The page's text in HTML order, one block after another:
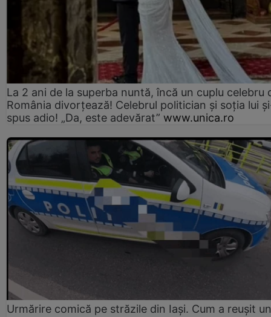
La 2 ani de la superba nuntă, încă un cuplu celebru
România divorțează! Celebrul politician și soția lui
spus adio! „Da, este adevărat” www.unica.ro
Urmărire comică pe străzile din Iași. Cum a reușit un